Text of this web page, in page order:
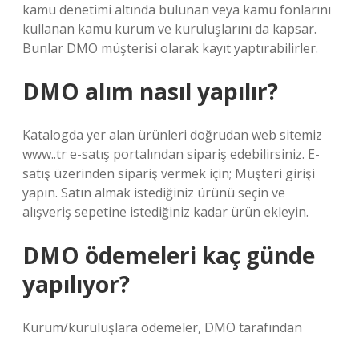
kamu denetimi altında bulunan veya kamu fonlarını
kullanan kamu kurum ve kuruluşlarını da kapsar.
Bunlar DMO müşterisi olarak kayıt yaptırabilirler.
DMO alım nasıl yapılır?
Katalogda yer alan ürünleri doğrudan web sitemiz
www..tr e-satış portalından sipariş edebilirsiniz. E-
satış üzerinden sipariş vermek için; Müşteri girişi
yapın. Satın almak istediğiniz ürünü seçin ve
alışveriş sepetine istediğiniz kadar ürün ekleyin.
DMO ödemeleri kaç günde
yapılıyor?
Kurum/kuruluşlara ödemeler, DMO tarafından